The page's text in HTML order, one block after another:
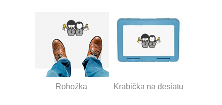
Rohožka Krabička na desiatu